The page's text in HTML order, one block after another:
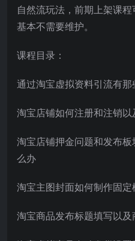
自然流玩法，前期上架课
基本不需要维护。
课程目录：
通过淘宝虚拟资料引流有那
淘宝店铺如何注册和注销
淘宝店铺押金问题和发布
么办
淘宝主图封面如何制作固
淘宝商品发布标题填写以